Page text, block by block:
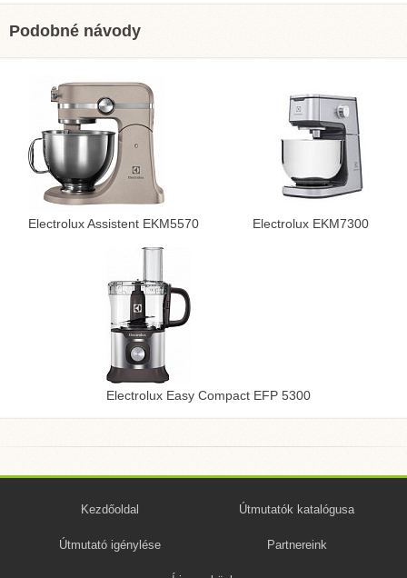
Podobné návody
Electrolux Assistent EKM5570 Electrolux EKM7300
Electrolux Easy Compact EFP 5300
Kezdőoldal Útmutatók katalógusa
Útmutató igénylése Partnereink